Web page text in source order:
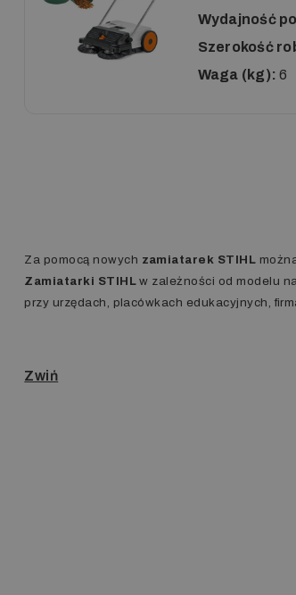
Wydajność
Szerokość
Waga (kg): 6
Za pomocą nowych zamiatarek STIHL
Zamiatarki STIHL w zależności od modelu
przy urzędach, placówkach edukacyjnych,